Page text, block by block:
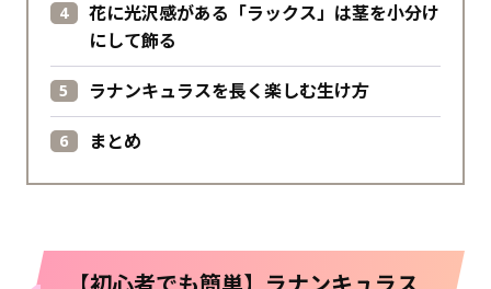
花に光沢感がある「ラックス」は茎を小分け
にして飾る
ラナンキュラスを長く楽しむ生け方
まとめ